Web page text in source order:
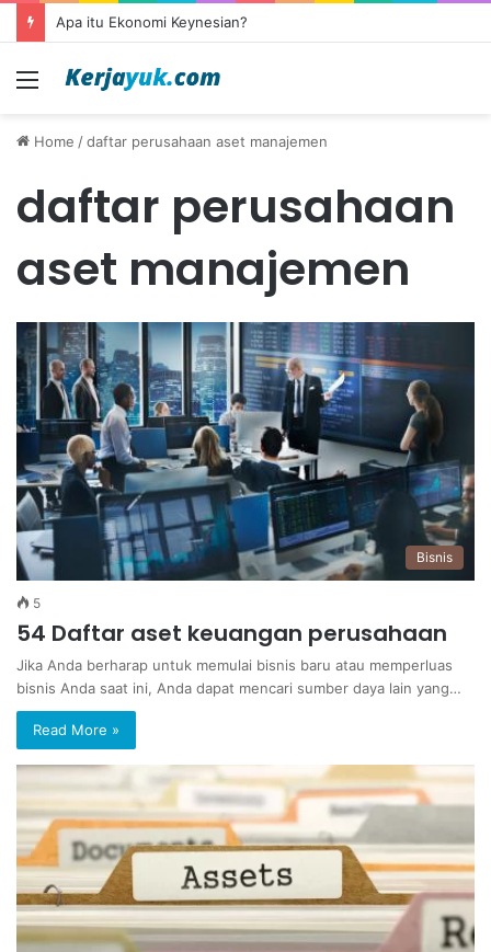
Apa itu Ekonomi Keynesian?
Menu
Home /daftar perusahaan aset manajemen
daftar perusahaan
aset manajemen
Bisnis
5
54 Daftar aset keuangan perusahaan
Jika Anda berharap untuk memulai bisnis baru atau memperluas
bisnis Anda saat ini, Anda dapat mencari sumber daya lain yang…
Read More »